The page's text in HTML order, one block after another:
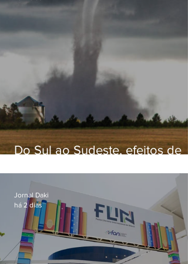
Do Sul ao Sudeste, efeitos de
apreensão na população
Jornal Daki
há 2 dias